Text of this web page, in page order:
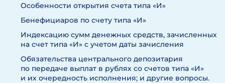
Особенности открытия счета типа «И»
Бенефициаров по счету типа «И»
Индексацию сумм денежных средств, зачисленных
на счет типа «И» с учетом даты зачисления
Обязательства центрального депозитария
по передаче выплат в рублях со счетов типа «И»
и их очередность исполнения; и другие вопросы.